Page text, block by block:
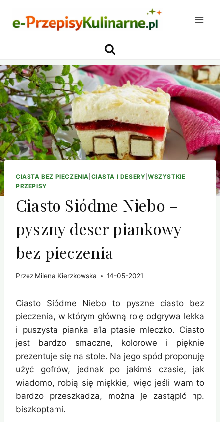
CIASTA BEZ PIECZENIA CIASTA I DESERY |WSZYSTKIE
PRZEPISY
Ciasto Siódme Niebo –
pyszny deser piankowy
bez pieczenia
Przez Milena Kierzkowska 14-05-2021
Ciasto Siódme Niebo to pyszne ciasto bez
pieczenia, w którym główną rolę odgrywa lekka
i puszysta pianka a’la ptasie mleczko. Ciasto
jest bardzo smaczne, kolorowe i pięknie
prezentuje się na stole. Na jego spód proponuję
użyć gofrów, jednak po jakimś czasie, jak
wiadomo, robią się miękkie, więc jeśli wam to
bardzo przeszkadza, można je zastąpić np.
biszkoptami.